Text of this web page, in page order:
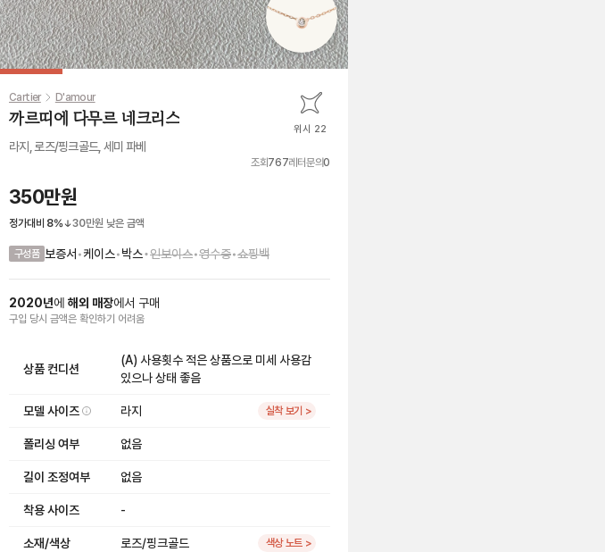
Cartier D'amour
까르띠에 다무르 네크리스 위시 22
라지, 로즈/핑크골드, 세미 파베
조회767레터문의0
350만원
정가대비 8% 30만원 낮은 금액
구성품 보증서 •케이스•박스•인보이스•영수증•쇼핑백
2020년에 해외 매장에서 구매
구입 당시 금액은 확인하기 어려움
상품 컨디션
(A) 사용횟수 적은 상품으로 미세 사용감
있으나 상태 좋음
모델 사이즈 라지 실착 보기 >
폴리싱 여부 없음
길이 조정여부 없음
착용 사이즈 -
소재/색상 로즈/핑크골드 색상 노트 >